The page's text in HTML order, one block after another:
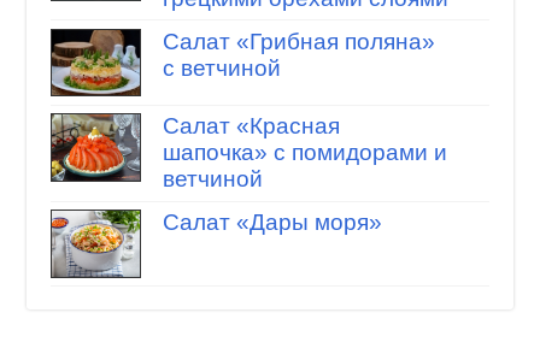
Салат «Грибная поляна»
с ветчиной
Салат «Красная
шапочка» с помидорами и
ветчиной
Салат «Дары моря»